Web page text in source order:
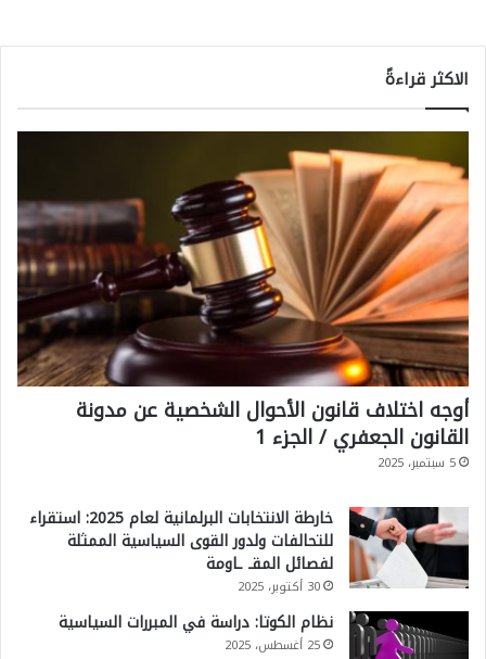
الاكثر قراءةً
أوجه اختلاف قانون الأحوال الشخصية عن مدونة
القانون الجعفري / الجزء 1
5 سبتمبر، 2025
خارطة الانتخابات البرلمانية لعام 2025: استقراء
للتحالفات ولدور القوى السياسية الممثلة
لفصائل المقـ ـاومة
30 أكتوبر، 2025
نظام الكوتا: دراسة في المبررات السياسية
25 أغسطس، 2025